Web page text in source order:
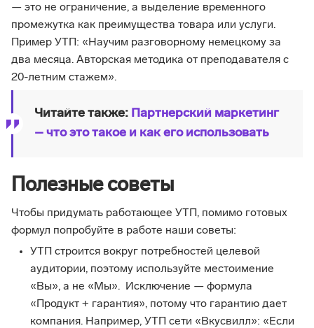
— это не ограничение, а выделение временного
промежутка как преимущества товара или услуги.
Пример УТП: «Научим разговорному немецкому за
два месяца. Авторская методика от преподавателя с
20-летним стажем».
Читайте также: Партнерский маркетинг
– что это такое и как его использовать
Полезные советы
Чтобы придумать работающее УТП, помимо готовых
формул попробуйте в работе наши советы:
УТП строится вокруг потребностей целевой
аудитории, поэтому используйте местоимение
«Вы», а не «Мы». Исключение — формула
«Продукт + гарантия», потому что гарантию дает
компания. Например, УТП сети «Вкусвилл»: «Если